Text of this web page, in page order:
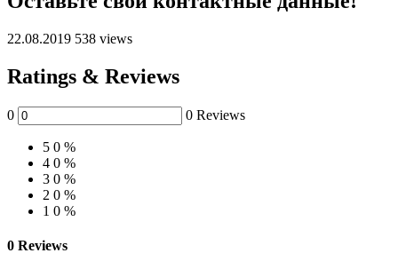
22.08.2019 538 views
Ratings & Reviews
0 0 Reviews
5 0 %
4 0 %
3 0 %
2 0 %
1 0 %
0 Reviews